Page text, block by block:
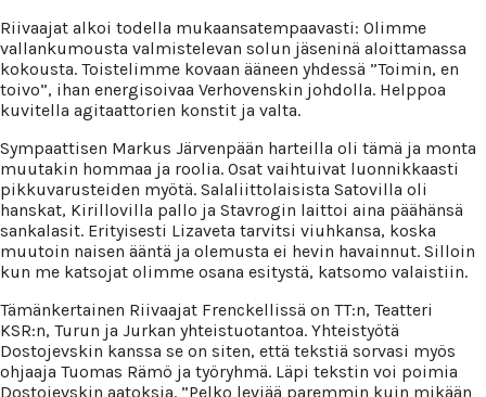
Riivaajat alkoi todella mukaansatempaavasti: Olimme
vallankumousta valmistelevan solun jäseninä aloittamassa
kokousta. Toistelimme kovaan ääneen yhdessä ”Toimin, en
toivo”, ihan energisoivaa Verhovenskin johdolla. Helppoa
kuvitella agitaattorien konstit ja valta.
Sympaattisen Markus Järvenpään harteilla oli tämä ja monta
muutakin hommaa ja roolia. Osat vaihtuivat luonnikkaasti
pikkuvarusteiden myötä. Salaliittolaisista Satovilla oli
hanskat, Kirillovilla pallo ja Stavrogin laittoi aina päähänsä
sankalasit. Erityisesti Lizaveta tarvitsi viuhkansa, koska
muutoin naisen ääntä ja olemusta ei hevin havainnut. Silloin
kun me katsojat olimme osana esitystä, katsomo valaistiin.
Tämänkertainen Riivaajat Frenckellissä on TT:n, Teatteri
KSR:n, Turun ja Jurkan yhteistuotantoa. Yhteistyötä
Dostojevskin kanssa se on siten, että tekstiä sorvasi myös
ohjaaja Tuomas Rämö ja työryhmä. Läpi tekstin voi poimia
Dostojevskin aatoksia. ”Pelko leviää paremmin kuin mikään